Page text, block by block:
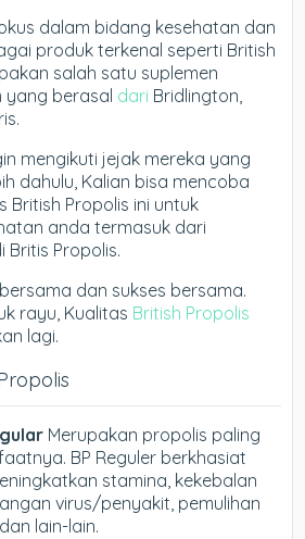
dalam bidang kesehatan dan
produk terkenal seperti British
salah satu suplemen
yang berasal dari Bridlington,
mengikuti jejak mereka yang
dahulu, Kalian bisa mencoba
British Propolis ini untuk
anda termasuk dari
Britis Propolis.
dan sukses bersama.
rayu, Kualitas British Propolis
lagi.
Merupakan propolis paling
BP Reguler berkhasiat
stamina, kekebalan
virus/penyakit, pemulihan
lain-lain.